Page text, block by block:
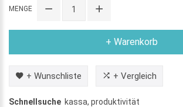
MENGE
+ Warenkorb
+ Wunschliste + Vergleich
Schnellsuche kassa, produktivität